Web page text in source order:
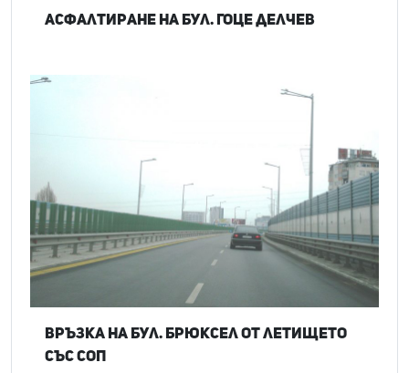
Асфалтиране на бул. Гоце Делчев
Връзка на бул. Брюксел от летището
със СОП